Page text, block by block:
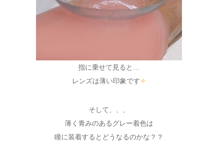
指に乗せて見ると…
レンズは薄い印象です✧
そして、、、
薄く青みのあるグレー着色は
瞳に装着するとどうなるのかな？？